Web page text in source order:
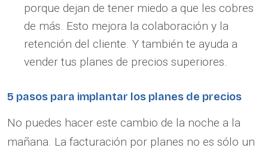
porque dejan de tener miedo a que les cobres
de más. Esto mejora la colaboración y la
retención del cliente. Y también te ayuda a
vender tus planes de precios superiores.
5 pasos para implantar los planes de precios
No puedes hacer este cambio de la noche a la
mañana. La facturación por planes no es sólo un